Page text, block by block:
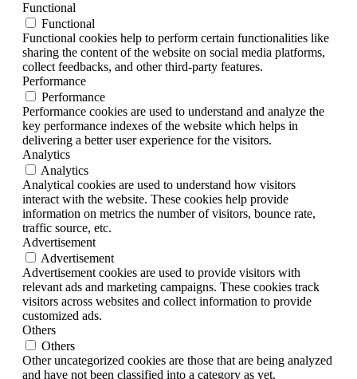
Functional
Functional
Functional cookies help to perform certain functionalities like
sharing the content of the website on social media platforms,
collect feedbacks, and other third-party features.
Performance
Performance
Performance cookies are used to understand and analyze the
key performance indexes of the website which helps in
delivering a better user experience for the visitors.
Analytics
Analytics
Analytical cookies are used to understand how visitors
interact with the website. These cookies help provide
information on metrics the number of visitors, bounce rate,
traffic source, etc.
Advertisement
Advertisement
Advertisement cookies are used to provide visitors with
relevant ads and marketing campaigns. These cookies track
visitors across websites and collect information to provide
customized ads.
Others
Others
Other uncategorized cookies are those that are being analyzed
and have not been classified into a category as yet.